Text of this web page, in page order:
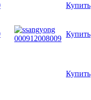
Купить
Купить
Купить